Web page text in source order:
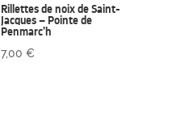
Rillettes de noix de Saint-
Jacques – Pointe de
Penmarc’h
7,00€